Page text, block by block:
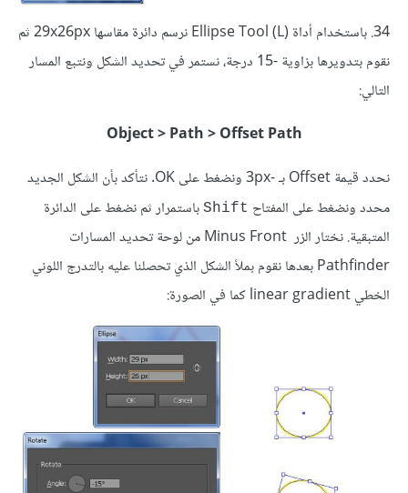
34. باستخدام أداة (Ellipse Tool (L نرسم دائرة مقاسها 29x26px ثم
نقوم بتدويرها بزاوية -15 درجة، نستمر في تحديد الشكل ونتبع المسار
التالي:
Object > Path > Offset Path
نحدد قيمة Offset بـ -3px ونضغط على OK. نتأكد بأن الشكل الجديد
محدد ونضغط على المفتاح Shift باستمرار ثم نضغط على الدائرة
المتبقية. نختار الزر Minus Front من لوحة تحديد المسارات
Pathfinder بعدها نقوم بملأ الشكل الذي تحصلنا عليه بالتدرج اللوني
الخطي linear gradient كما في الصورة: